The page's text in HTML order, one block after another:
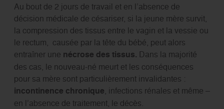
Au bout de 2 jours de travail et en l’absence de
décision médicale de césariser, si la jeune mère survit,
la compression des tissus entre le vagin et la vessie ou
le rectum, causée par la tête du bébé, peut alors
entraîner une nécrose des tissus. Dans la majorité
des cas, le nouveau-né meurt et les conséquences
pour sa mère sont particulièrement invalidantes :
incontinence chronique, infections rénales et même –
en l’absence de traitement, le décès.